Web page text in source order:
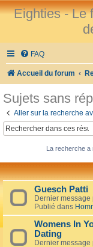
Eighties - Le
FAQ
Accueil du forum
Sujets sans
Aller sur la recherche
La recherche
Guesch Patti
Dernier message
Publié dans
Womens In
Dating
Dernier message